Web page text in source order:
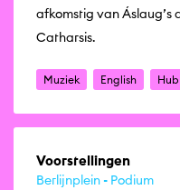
afkomstig van
Catharsis.
Muziek English Hub
Voorstellingen
Berlijnplein - Podium